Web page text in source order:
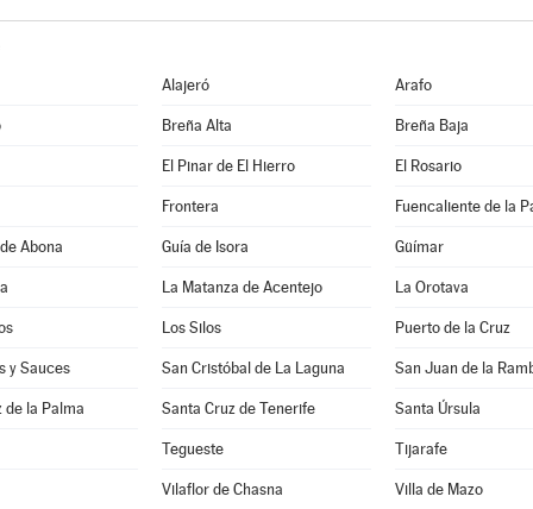
Alajeró Arafo
Breña Alta Breña Baja
El Pinar de El Hierro El Rosario
Frontera Fuencaliente de la
Abona Guía de Isora Güímar
La Matanza de Acentejo La Orotava
Los Silos Puerto de la Cruz
y Sauces San Cristóbal de La Laguna San Juan de la
de la Palma Santa Cruz de Tenerife Santa Úrsula
Tegueste Tijarafe
Vilaflor de Chasna Villa de Mazo